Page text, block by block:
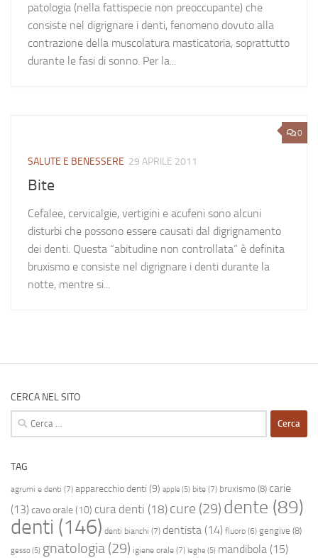
patologia (nella fattispecie non preoccupante) che
consiste nel digrignare i denti, fenomeno dovuto alla
contrazione della muscolatura masticatoria, soprattutto
durante le fasi di sonno. Per la...
0
SALUTE E BENESSERE 29 APRILE 2011
Bite
Cefalee, cervicalgie, vertigini e acufeni sono alcuni
disturbi che possono essere causati dal digrignamento
dei denti. Questa “abitudine non controllata” è definita
bruxismo e consiste nel digrignare i denti durante la
notte, mentre si...
CERCA NEL SITO
Ricerca
per:
TAG
agrumi e denti (7) apparecchio denti (9) apple (5) bite (7) bruxismo (8) carie
(13) cavo orale(10) cura denti (18) cure (29) dente (89)
denti (146) denti bianchi (7) dentista (14) fluoro (6) gengive (8)
gesso(5) gnatologia (29) igiene orale (7) leghe (5) mandibola (15)